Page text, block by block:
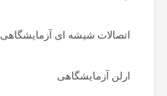
اتصالات شیشه ای آزمایشگاهی
ارلن آزمایشگاهی